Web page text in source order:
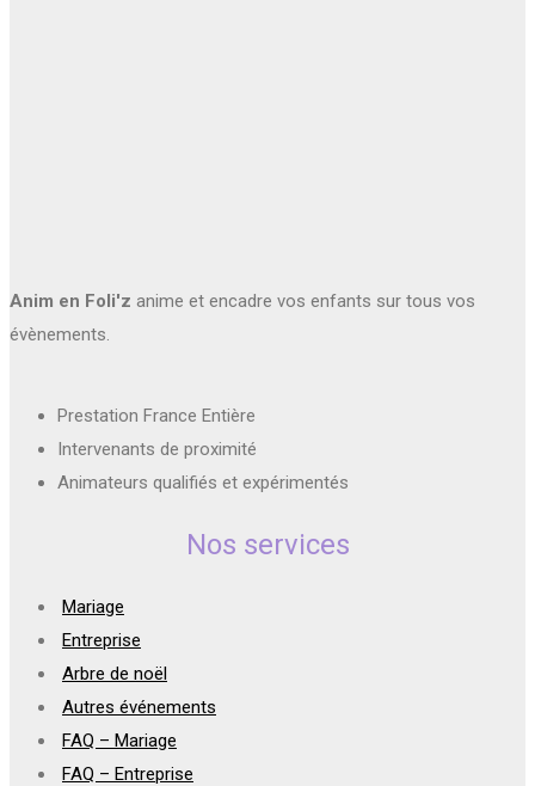
Anim en Foli'z anime et encadre vos enfants sur tous vos
évènements.
Prestation France Entière
Intervenants de proximité
Animateurs qualifiés et expérimentés
Nos services
Mariage
Entreprise
Arbre de noël
Autres événements
FAQ – Mariage
FAQ – Entreprise